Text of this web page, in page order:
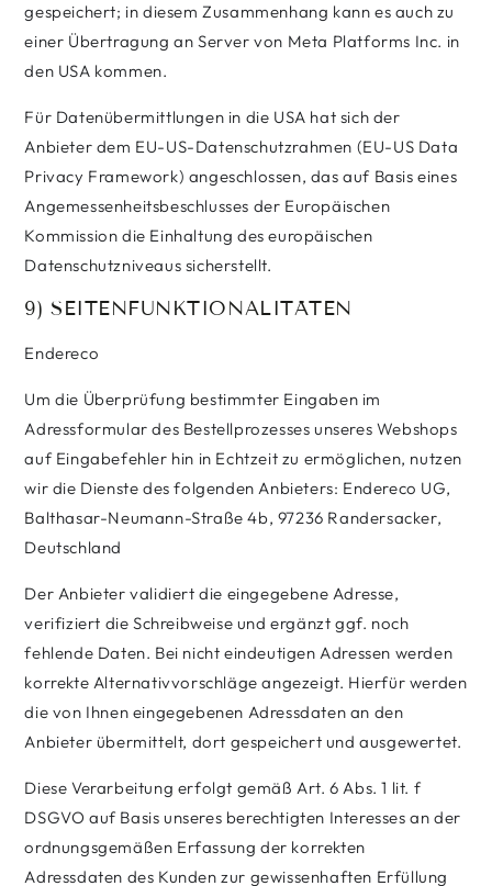
gespeichert; in diesem Zusammenhang kann es auch zu
einer Übertragung an Server von Meta Platforms Inc. in
den USA kommen.
Für Datenübermittlungen in die USA hat sich der
Anbieter dem EU-US-Datenschutzrahmen (EU-US Data
Privacy Framework) angeschlossen, das auf Basis eines
Angemessenheitsbeschlusses der Europäischen
Kommission die Einhaltung des europäischen
Datenschutzniveaus sicherstellt.
9) SEITENFUNKTIONALITÄTEN
Endereco
Um die Überprüfung bestimmter Eingaben im
Adressformular des Bestellprozesses unseres Webshops
auf Eingabefehler hin in Echtzeit zu ermöglichen, nutzen
wir die Dienste des folgenden Anbieters: Endereco UG,
Balthasar-Neumann-Straße 4b, 97236 Randersacker,
Deutschland
Der Anbieter validiert die eingegebene Adresse,
verifiziert die Schreibweise und ergänzt ggf. noch
fehlende Daten. Bei nicht eindeutigen Adressen werden
korrekte Alternativvorschläge angezeigt. Hierfür werden
die von Ihnen eingegebenen Adressdaten an den
Anbieter übermittelt, dort gespeichert und ausgewertet.
Diese Verarbeitung erfolgt gemäß Art. 6 Abs. 1 lit. f
DSGVO auf Basis unseres berechtigten Interesses an der
ordnungsgemäßen Erfassung der korrekten
Adressdaten des Kunden zur gewissenhaften Erfüllung